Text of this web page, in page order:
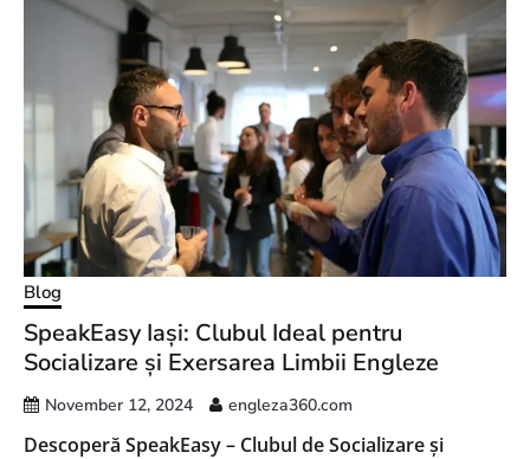
Blog
SpeakEasy Iași: Clubul Ideal pentru
Socializare și Exersarea Limbii Engleze
November 12, 2024 engleza360.com
Descoperă SpeakEasy – Clubul de Socializare și